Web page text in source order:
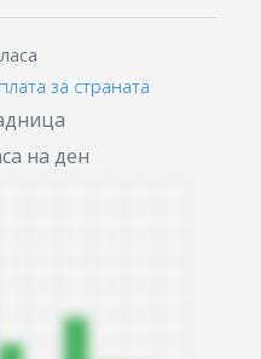
за страната
на ден